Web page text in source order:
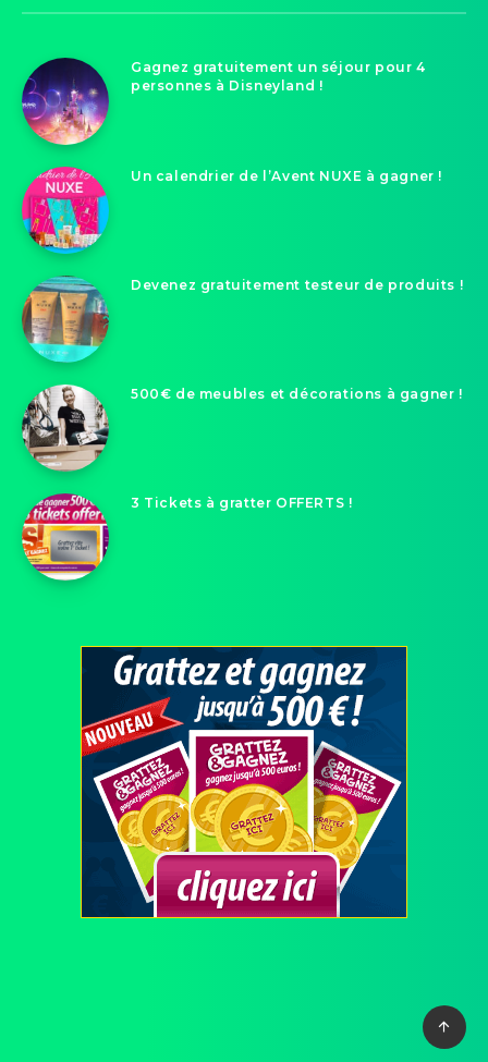
Gagnez gratuitement un séjour pour 4
personnes à Disneyland !
Un calendrier de l’Avent NUXE à gagner !
Devenez gratuitement testeur de produits !
500€ de meubles et décorations à gagner !
3 Tickets à gratter OFFERTS !